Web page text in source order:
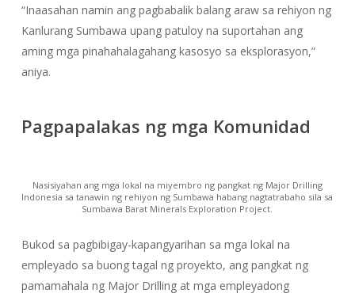
“Inaasahan namin ang pagbabalik balang araw sa rehiyon ng
Kanlurang Sumbawa upang patuloy na suportahan ang
aming mga pinahahalagahang kasosyo sa eksplorasyon,”
aniya.
Pagpapalakas ng mga Komunidad
Nasisiyahan ang mga lokal na miyembro ng pangkat ng Major Drilling
Indonesia sa tanawin ng rehiyon ng Sumbawa habang nagtatrabaho sila sa
Sumbawa Barat Minerals Exploration Project.
Bukod sa pagbibigay-kapangyarihan sa mga lokal na
empleyado sa buong tagal ng proyekto, ang pangkat ng
pamamahala ng Major Drilling at mga empleyadong